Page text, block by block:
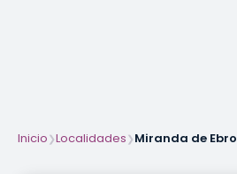
Inicio❯Localidades❯Miranda de Ebro